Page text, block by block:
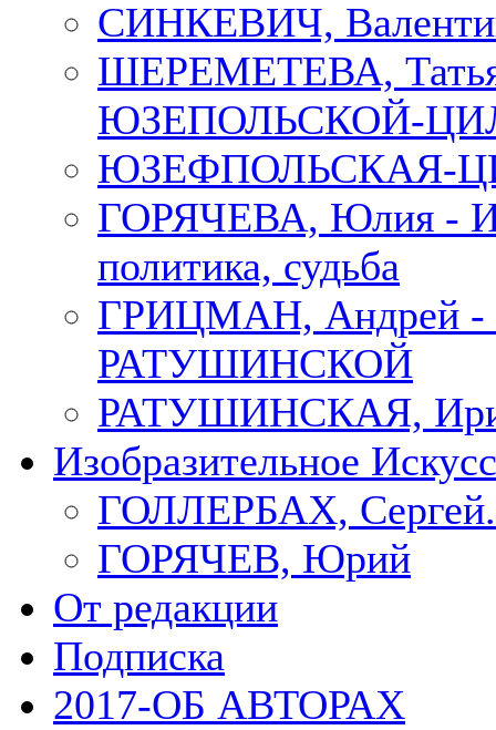
СИНКЕВИЧ,
ШЕРЕМЕТЕВА,
ЮЗЕПОЛЬСКОЙ-
ЮЗЕФПОЛЬСКАЯ-
ГОРЯЧЕВА, Юлия -
политика, судьба
ГРИЦМАН,
РАТУШИНСКОЙ
РАТУШИНСКАЯ,
Изобразительное
ГОЛЛЕРБАХ, Сергей.
ГОРЯЧЕВ, Юрий
От редакции
Подписка
2017-ОБ АВТОРАХ